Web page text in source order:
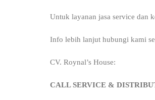
Untuk layanan jasa service dan
Info lebih lanjut hubungi kami
CV. Roynal’s House:
CALL SERVICE &